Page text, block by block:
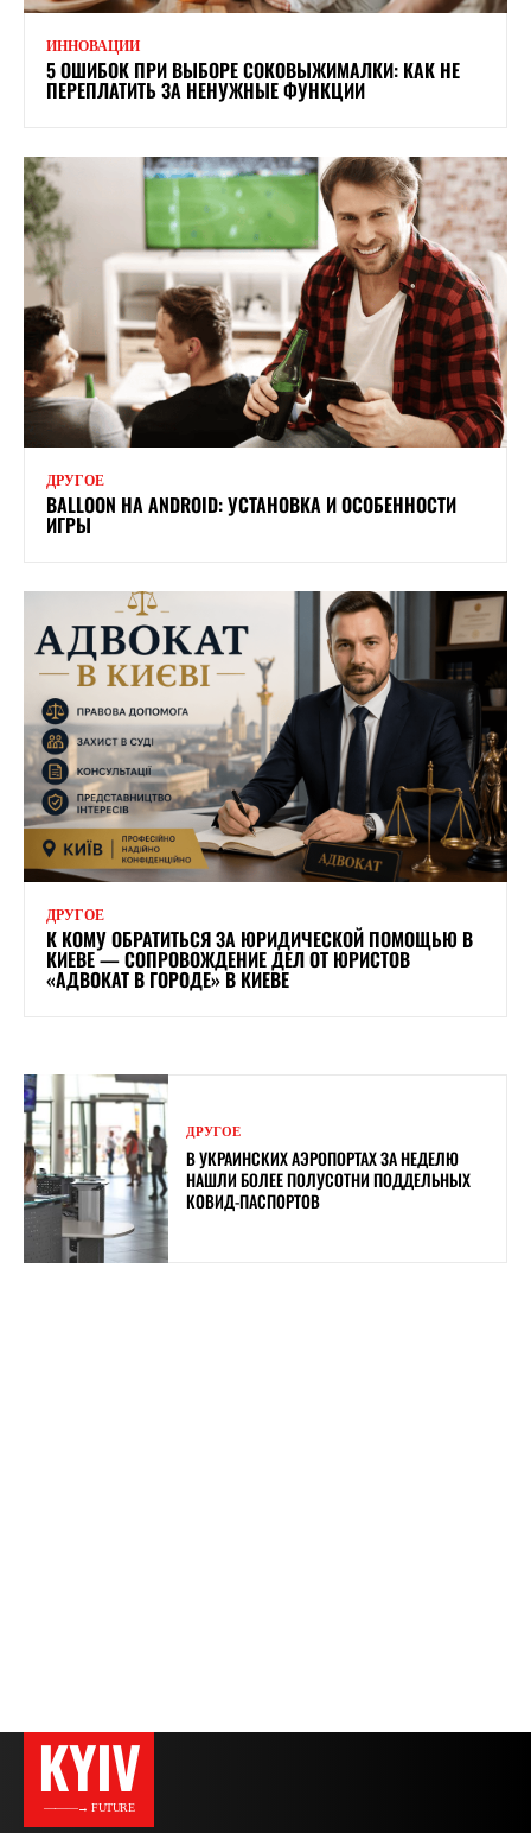
ИННОВАЦИИ
5 ОШИБОК ПРИ ВЫБОРЕ СОКОВЫЖИМАЛКИ: КАК НЕ
ПЕРЕПЛАТИТЬ ЗА НЕНУЖНЫЕ ФУНКЦИИ
ДРУГОЕ
BALLOON НА ANDROID: УСТАНОВКА И ОСОБЕННОСТИ
ИГРЫ
ДРУГОЕ
К КОМУ ОБРАТИТЬСЯ ЗА ЮРИДИЧЕСКОЙ ПОМОЩЬЮ В
КИЕВЕ — СОПРОВОЖДЕНИЕ ДЕЛ ОТ ЮРИСТОВ
«АДВОКАТ В ГОРОДЕ» В КИЕВЕ
ДРУГОЕ
В УКРАИНСКИХ АЭРОПОРТАХ ЗА НЕДЕЛЮ
НАШЛИ БОЛЕЕ ПОЛУСОТНИ ПОДДЕЛЬНЫХ
КОВИД-ПАСПОРТОВ
KYIV
———→ FUTURE